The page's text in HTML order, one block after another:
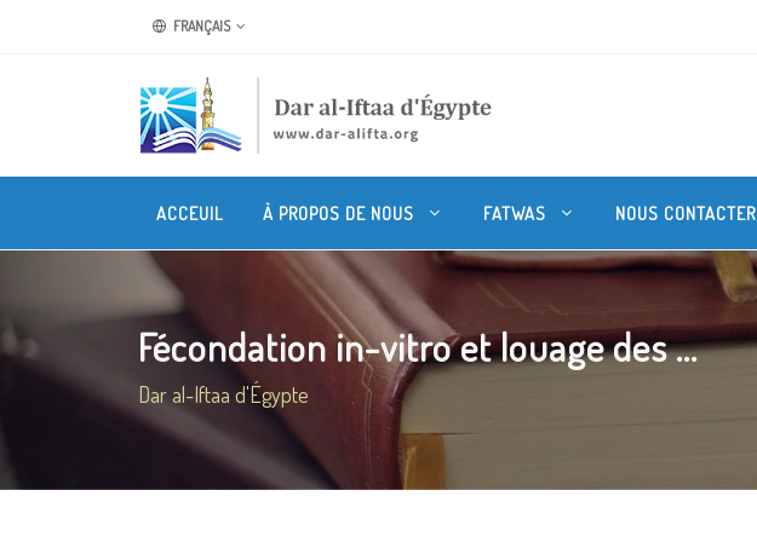
FRANÇAIS
ACCEUIL À PROPOS DE NOUS FATWAS NOUS CONTACTER
Fécondation in-vitro et louage des ...
Dar al-Iftaa d'Égypte